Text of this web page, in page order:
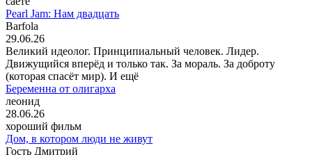
Pearl Jam: Нам двадцать
Barfola
29.06.26
Великий идеолог. Принципиальный человек. Лидер.
Движущийся вперёд и только так. За мораль. За доброту
(которая спасёт мир). И ещё
Беременна от олигарха
леонид
28.06.26
хороший фильм
Дом, в котором люди не живут
Гость Дмитрий